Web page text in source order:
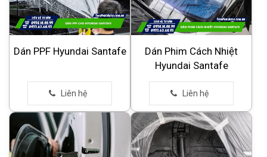
Dán PPF Hyundai Santafe
Dán Phim Cách Nhiệt
Hyundai Santafe